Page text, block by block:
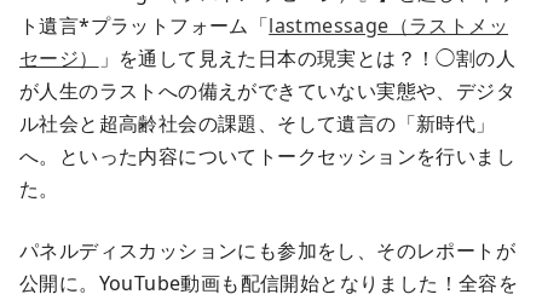
ト遺言*プラットフォーム「lastmessage（ラストメッ
セージ）
」を通して見えた日本の現実とは？！◯割の人
が人生のラストへの備えができていない実態や、デジタ
ル社会と超高齢社会の課題、そして遺言の「新時代」
へ。といった内容についてトークセッションを行いまし
た。
パネルディスカッションにも参加をし、そのレポートが
公開に。YouTube動画も配信開始となりました！全容を